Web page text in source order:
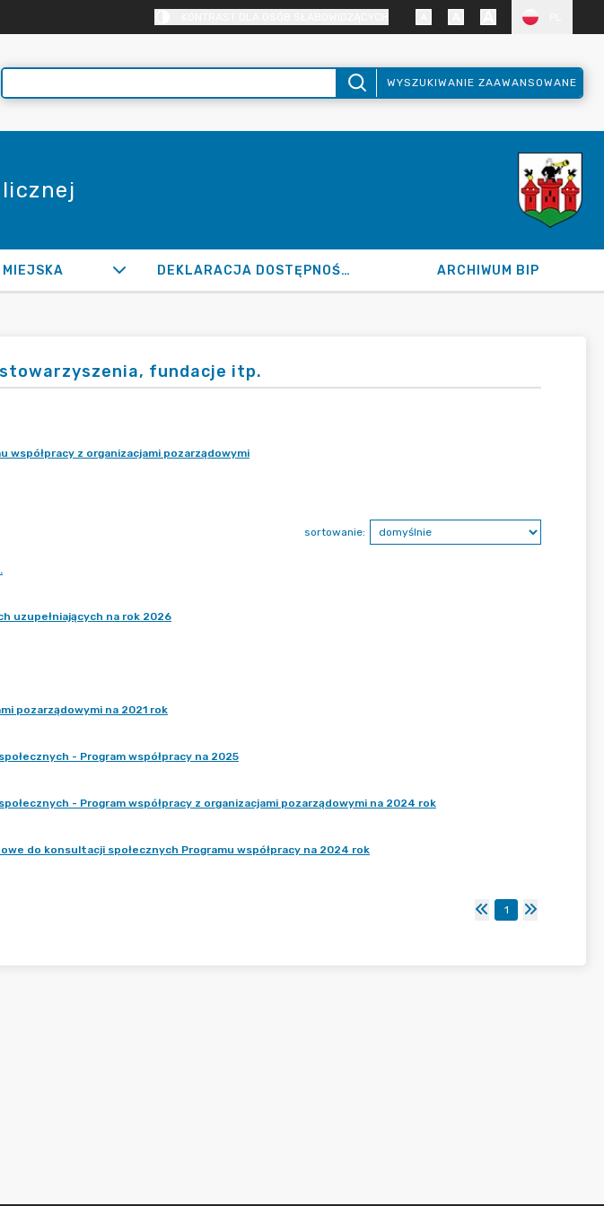
WYSZUKIWANIE ZAAWANSOWANE
MIEJSKA DEKLARACJA DOSTĘPNOŚCI ARCHIWUM BIP
fundacje itp.
współpracy z organizacjami pozarządowymi
sortowanie:
uzupełniających na rok 2026
pozarządowymi na 2021 rok
- Program współpracy na 2025
- Program współpracy z organizacjami pozarządowymi na 2024 rok
do konsultacji społecznych Programu współpracy na 2024 rok
1